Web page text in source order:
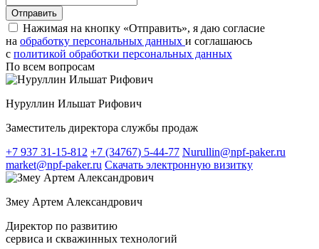
Нажимая на кнопку «Отправить», я даю согласие
на обработку персональных данных и соглашаюсь
c политикой обработки персональных данных
По всем вопросам
Нуруллин Ильшат Рифович
Заместитель директора службы продаж
+7 937 31-15-812 +7 (34767) 5-44-77 Nurullin@npf-paker.ru
market@npf-paker.ru Скачать электронную визитку
Змеу Артем Александрович
Директор по развитию
сервиса и скважинных технологий